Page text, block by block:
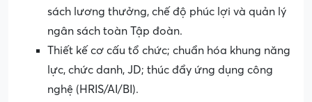
sách lương thưởng, chế độ phúc lợi và quản lý
ngân sách toàn Tập đoàn.
Thiết kế cơ cấu tổ chức; chuẩn hóa khung năng
lực, chức danh, JD; thúc đẩy ứng dụng công
nghệ (HRIS/AI/BI).